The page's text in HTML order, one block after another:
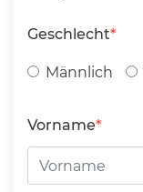
Geschlecht
Männlich
Vorname